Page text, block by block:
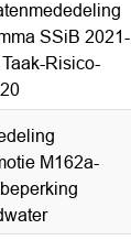
SSiB 2021-
Risico-
M162a-